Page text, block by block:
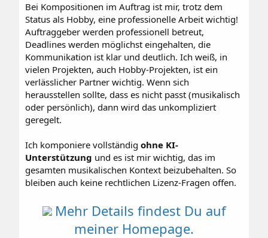
Bei Kompositionen im Auftrag ist mir, trotz dem
Status als Hobby, eine professionelle Arbeit wichtig!
Auftraggeber werden professionell betreut,
Deadlines werden möglichst eingehalten, die
Kommunikation ist klar und deutlich. Ich weiß, in
vielen Projekten, auch Hobby-Projekten, ist ein
verlässlicher Partner wichtig. Wenn sich
herausstellen sollte, dass es nicht passt (musikalisch
oder persönlich), dann wird das unkompliziert
geregelt.
Ich komponiere vollständigohne KI-
Unterstützung und es ist mir wichtig, das im
gesamten musikalischen Kontext beizubehalten. So
bleiben auch keine rechtlichen Lizenz-Fragen offen.
Mehr Details findest Du auf
meiner Homepage.